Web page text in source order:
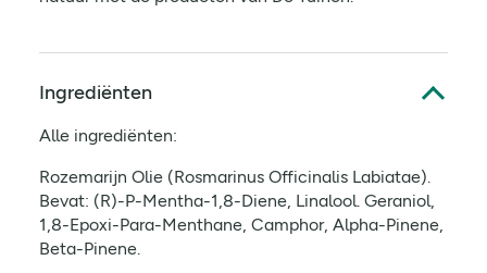
Ingrediënten
Alle ingrediënten:
Rozemarijn Olie (Rosmarinus Officinalis Labiatae).
Bevat: (R)-P-Mentha-1,8-Diene, Linalool. Geraniol,
1,8-Epoxi-Para-Menthane, Camphor, Alpha-Pinene,
Beta-Pinene.